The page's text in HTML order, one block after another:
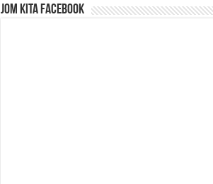
Jom Kita Facebook